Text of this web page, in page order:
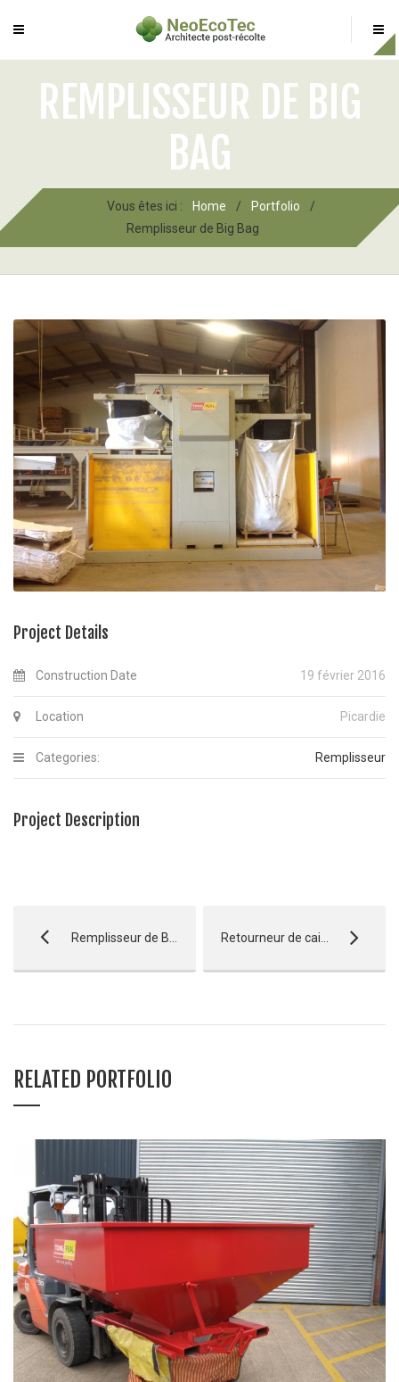
REMPLISSEUR DE BIG
BAG
Vous êtes ici : Home / Portfolio
/
Remplisseur de Big Bag
Project Details
Construction Date 19 février 2016
Location Picardie
Categories: Remplisseur
Project Description
Remplisseur de Big Bag Retourneur de caisse
RELATED PORTFOLIO